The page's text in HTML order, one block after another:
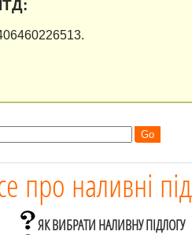
про наливні
ЯК ВИБРАТИ НАЛИВНУ ПІДЛОГУ